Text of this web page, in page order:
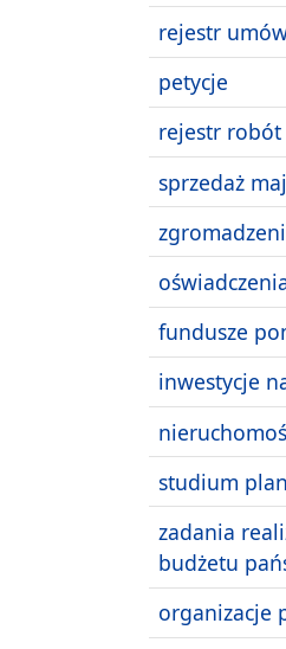
rejestr
petycje
rejestr robót
sprzedaż
fundusze
inwestycje
studium
zadania
budżetu
organizacje